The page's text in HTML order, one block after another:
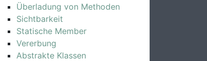
Überladung von Methoden
Sichtbarkeit
Statische Member
Vererbung
Abstrakte Klassen